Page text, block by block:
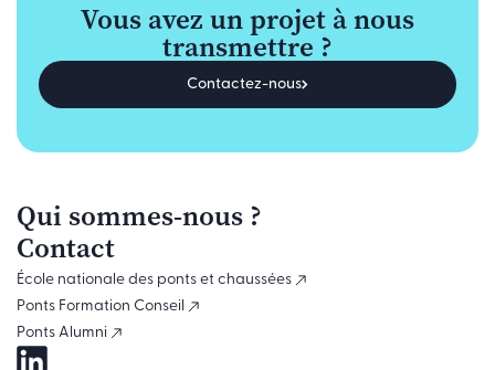
Vous avez un projet à nous
transmettre ?
Contactez-nous
Qui sommes-nous ?
Contact
École nationale des ponts et chaussées
Ponts Formation Conseil
Ponts Alumni